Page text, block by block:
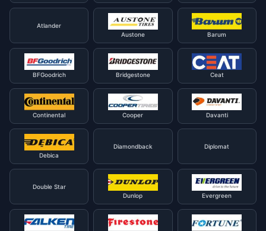
Atlander
Austone
Barum
BFGoodrich Bridgestone Ceat
Continental Cooper Davanti
Debica
Diamondback Diplomat
Double Star
Dunlop
Evergreen